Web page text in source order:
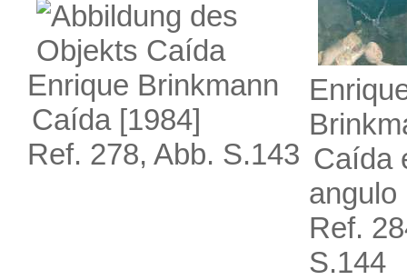
Enrique Brinkmann
Caída[1984]
Ref. 278, Abb. S.143 Caída
angulo
Ref.
S.144